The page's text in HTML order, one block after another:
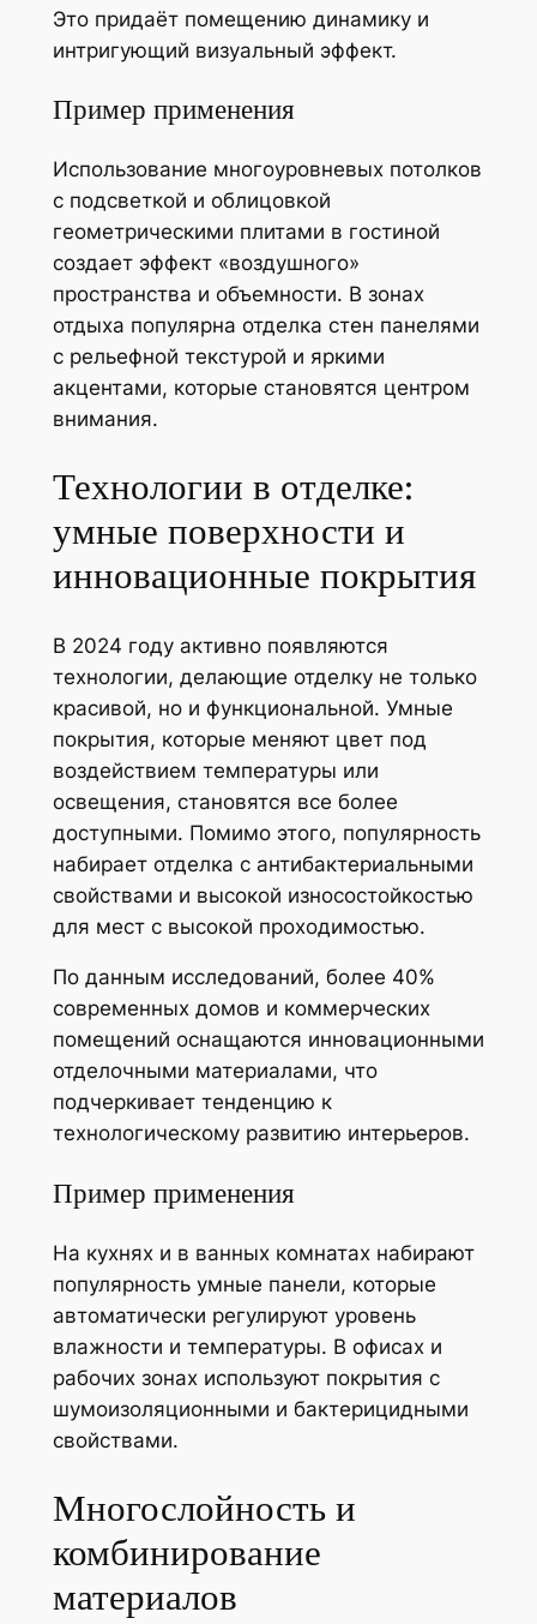
Это придаёт помещению динамику и
интригующий визуальный эффект.
Пример применения
Использование многоуровневых потолков
с подсветкой и облицовкой
геометрическими плитами в гостиной
создает эффект «воздушного»
пространства и объемности. В зонах
отдыха популярна отделка стен панелями
с рельефной текстурой и яркими
акцентами, которые становятся центром
внимания.
Технологии в отделке:
умные поверхности и
инновационные покрытия
В 2024 году активно появляются
технологии, делающие отделку не только
красивой, но и функциональной. Умные
покрытия, которые меняют цвет под
воздействием температуры или
освещения, становятся все более
доступными. Помимо этого, популярность
набирает отделка с антибактериальными
свойствами и высокой износостойкостью
для мест с высокой проходимостью.
По данным исследований, более 40%
современных домов и коммерческих
помещений оснащаются инновационными
отделочными материалами, что
подчеркивает тенденцию к
технологическому развитию интерьеров.
Пример применения
На кухнях и в ванных комнатах набирают
популярность умные панели, которые
автоматически регулируют уровень
влажности и температуры. В офисах и
рабочих зонах используют покрытия с
шумоизоляционными и бактерицидными
свойствами.
Многослойность и
комбинирование
материалов